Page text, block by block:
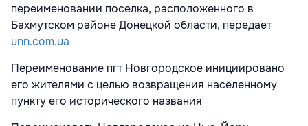
переименовании поселка, расположенного в
Бахмутском районе Донецкой области, передает
unn.com.ua
Переименование пгт Новгородское инициировано
его жителями с целью возвращения населенному
пункту его исторического названия